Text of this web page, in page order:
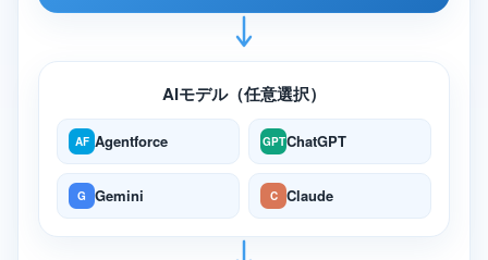
AIモデル（任意選択）
AF Agentforce GPTChatGPT
G Gemini C Claude